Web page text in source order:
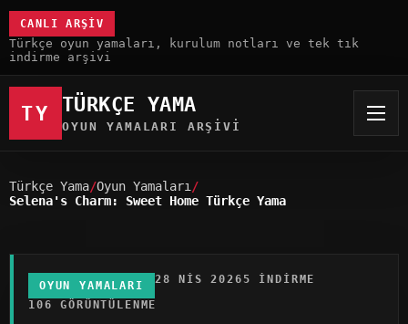
CANLI ARŞIV
Türkçe oyun yamaları, kurulum notları ve tek tık
indirme arşivi
TY TÜRKÇE YAMA
OYUN YAMALARI ARŞIVI
Türkçe Yama Oyun Yamaları
Selena's Charm: Sweet Home Türkçe Yama
OYUN YAMALARI 28 NIS 2026 5 INDIRME
106 GÖRÜNTÜLENME